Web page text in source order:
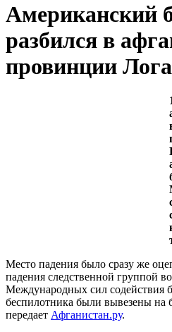
Американский
разбился в
провинции
Место падения было сразу же
падения следственной группой
Международных сил содействия
беспилотника были вывезены на
передает Афганистан.ру.